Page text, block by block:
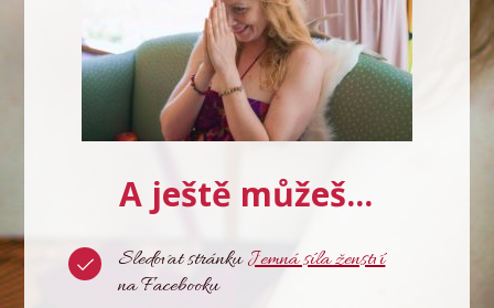
A ještě můžeš...
Sledovat stránkuJemná síla ženství
na Facebooku